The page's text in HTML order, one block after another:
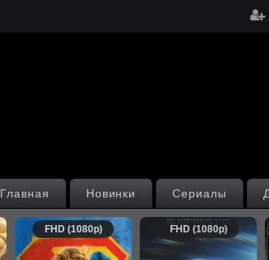
Сериалы
Новинки
Главная
FHD (1080p) FHD (1080p)